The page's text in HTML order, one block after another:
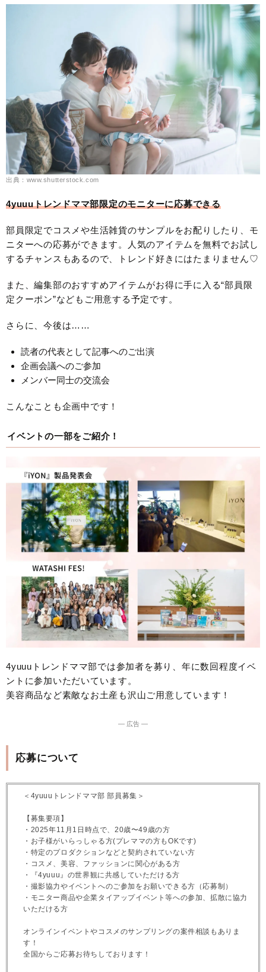
出典：www.shutterstock.com
4yuuuトレンドママ部限定のモニターに応募できる
部員限定でコスメや生活雑貨のサンプルをお配りしたり、モ
ニターへの応募ができます。人気のアイテムを無料でお試し
するチャンスもあるので、トレンド好きにはたまりません♡
また、編集部のおすすめアイテムがお得に手に入る“部員限
定クーポン”などもご用意する予定です。
さらに、今後は……
読者の代表として記事へのご出演
企画会議へのご参加
メンバー同士の交流会
こんなことも企画中です！
イベントの一部をご紹介！
4yuuuトレンドママ部では参加者を募り、年に数回程度イベ
ントに参加いただいています。
美容商品など素敵なお土産も沢山ご用意しています！
― 広告 ―
応募について
＜4yuuuトレンドママ部 部員募集＞
【募集要項】
・2025年11月1日時点で、20歳〜49歳の方
・お子様がいらっしゃる方(プレママの方もOKです)
・特定のプロダクションなどと契約されていない方
・コスメ、美容、ファッションに関心がある方
・『4yuuu』の世界観に共感していただける方
・撮影協力やイベントへのご参加をお願いできる方（応募制）
・モニター商品や企業タイアップイベント等への参加、拡散に協力
いただける方
オンラインイベントやコスメのサンプリングの案件相談もありま
す！
全国からご応募お待ちしております！